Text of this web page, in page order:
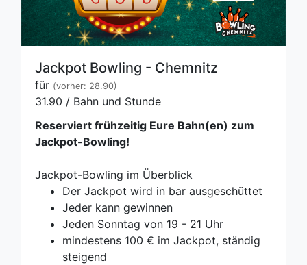
Jackpot Bowling - Chemnitz
für (vorher: 28.90)
31.90 / Bahn und Stunde
Reserviert frühzeitig Eure Bahn(en) zum
Jackpot-Bowling!
Jackpot-Bowling im Überblick
Der Jackpot wird in bar ausgeschüttet
Jeder kann gewinnen
Jeden Sonntag von 19 - 21 Uhr
mindestens 100 € im Jackpot, ständig
steigend